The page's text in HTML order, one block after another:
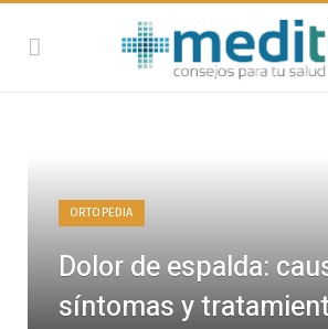
ORTOPEDIA
Dolor de espalda:
síntomas y